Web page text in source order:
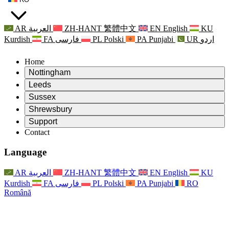
AR العربية ZH-HANT 繁體中文 EN English
KU
Kurdish
FA فارسی PL Polski PA Punjabi UR اردو
Home
Nottingham
Review
Președintele revizuirii
Echipa independentă de evaluare
Termeni de referință
Raportul final al evaluării independente
Întrebări frecvente
Procesul de feedback al familiei
Buletine informative
Renunțare
Evenimente
Leeds
Review
Președintele revizuirii
Echipa independentă de evaluare
Termeni de referință
Contact
Sprijin psihologic pentru familii
Actualizări pentru familii
Evenimente
For Staff
Sprijin pentru personal
Vocile personalului
Sussex
Review
Președintele revizuirii
Echipa independentă de evaluare
Termeni de referință
For Families
Actualizări pentru familii
Evenimente
For Staff
Shrewsbury
Review
Termeni de referință pentru revizuirea maternității
Raportul final al evaluării independente
Primul raport al evaluării independente
For Families
Actualizări
Support
Leeds
Nottingham
Serviciul de asistență psihologică familială
Sprijin în caz de criză în domeniul sănătății mintale
Servicii regionale Nottingham
National
Sepsis Charities
Contact
Language
AR العربية ZH-HANT 繁體中文 EN English
KU
Kurdish
FA فارسی PL Polski PA Punjabi
RO
Română